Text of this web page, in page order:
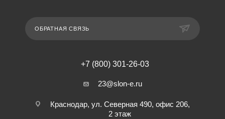
ОБРАТНАЯ СВЯЗЬ
+7 (800) 301-26-03
23@slon-e.ru
Краснодар, ул. Северная 490, офис 206,
2 этаж